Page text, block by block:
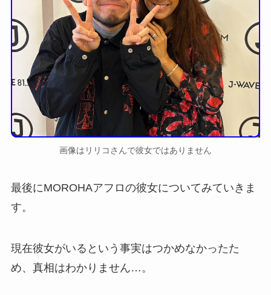
画像はリリコさんで彼女ではありません
最後にMOROHAアフロの彼女についてみていきま
す。
現在彼女がいるという事実はつかめなかったた
め、真相はわかりません…。